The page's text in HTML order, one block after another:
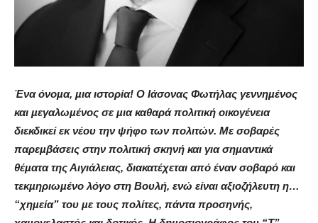
Ένα όνοµα, µια ιστορία! Ο Ιάσονας Φωτήλας γεννηµένος
και µεγαλωµένος σε µια καθαρά πολιτική οικογένεια
διεκδικεί εκ νέου την ψήφο των πολιτών. Με σοβαρές
παρεµβάσεις στην πολιτική σκηνή και για σηµαντικά
θέµατα της Αιγιάλειας, διακατέχεται από έναν σοβαρό και
τεκµηριωµένο λόγο στη Βουλή, ενώ είναι αξιοζήλευτη η…
“χηµεία” του µε τους πολίτες, πάντα προσηνής,